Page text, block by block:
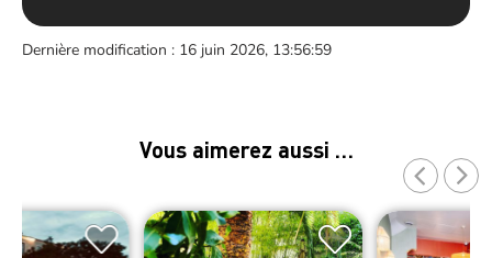
Dernière modification : 16 juin 2026, 13:56:59
Vous aimerez aussi …